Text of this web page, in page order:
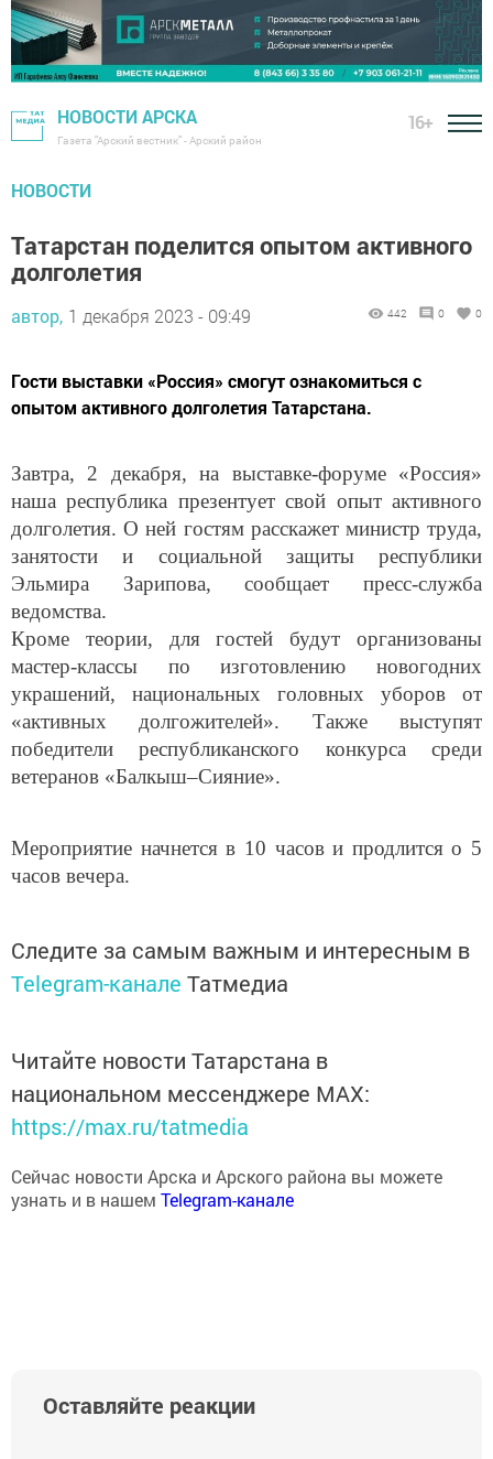
НОВОСТИ АРСКА
Газета "Арский вестник" - Арский район
16+
НОВОСТИ
Татарстан поделится опытом активного
долголетия
автор, 1 декабря 2023 - 09:49 442 0 0
Гости выставки «Россия» смогут ознакомиться с
опытом активного долголетия Татарстана.
Завтра, 2 декабря, на выставке-форуме «Россия»
наша республика презентует свой опыт активного
долголетия. О ней гостям расскажет министр труда,
занятости и социальной защиты республики
Эльмира Зарипова, сообщает пресс-служба
ведомства.
Кроме теории, для гостей будут организованы
мастер-классы по изготовлению новогодних
украшений, национальных головных уборов от
«активных долгожителей». Также выступят
победители республиканского конкурса среди
ветеранов «Балкыш–Сияние».
Мероприятие начнется в 10 часов и продлится о 5
часов вечера.
Следите за самым важным и интересным в
Telegram-канале Татмедиа
Читайте новости Татарстана в
национальном мессенджере MАХ:
https://max.ru/tatmedia
Сейчас новости Арска и Арского района вы можете
узнать и в нашем Telegram-канале
Оставляйте реакции